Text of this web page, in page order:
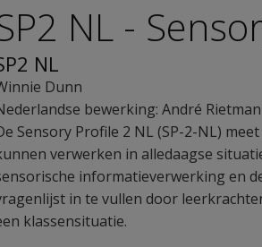
NL -
NL
Dunn
bewerking: André Rietman
Sensory Profile 2 NL (SP-2-NL)
verwerken in alledaagse
informatieverwerking en
in te vullen door
klassensituatie.